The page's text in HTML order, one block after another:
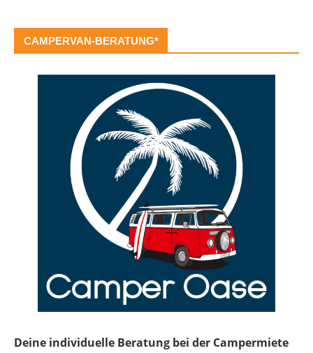
CAMPERVAN-BERATUNG*
Deine individuelle Beratung bei der Campermiete